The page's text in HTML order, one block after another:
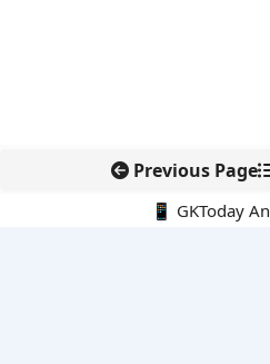
Previous Page
📱 GKToday